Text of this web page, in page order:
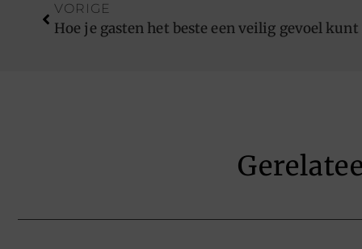
VORIGE
Hoe je gasten het beste een veilig gevoel kunt